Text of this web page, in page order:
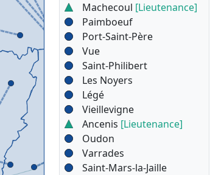
Machecoul [Lieutenance]
Paimboeuf
Port-Saint-Père
Vue
Saint-Philibert
Les Noyers
Légé
Vieillevigne
Ancenis [Lieutenance]
Oudon
Varrades
Saint-Mars-la-Jaille